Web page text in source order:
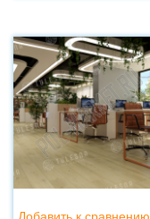
Добавить к сравнению